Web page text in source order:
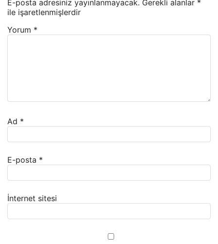
E-posta adresiniz yayınlanmayacak. Gerekli alanlar *
ile işaretlenmişlerdir
Yorum *
Ad *
E-posta *
İnternet sitesi